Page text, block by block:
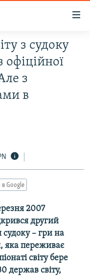
з судоку
офіційної
з
в
Google
2007
другий
судоку – гри на
яка переживає
світу бере
держав світу,